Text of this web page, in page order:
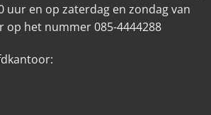
uur en op zaterdag en zondag van
op het nummer 085-4444288